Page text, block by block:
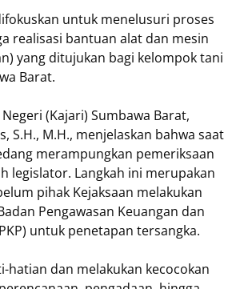
untuk menelusuri proses
realisasi bantuan alat dan mesin
yang ditujukan bagi kelompok tani
Barat.
(Kajari) Sumbawa Barat,
S.H., M.H., menjelaskan bahwa saat
merampungkan pemeriksaan
legislator. Langkah ini merupakan
pihak Kejaksaan melakukan
Pengawasan Keuangan dan
untuk penetapan tersangka.
hatian dan melakukan kecocokan